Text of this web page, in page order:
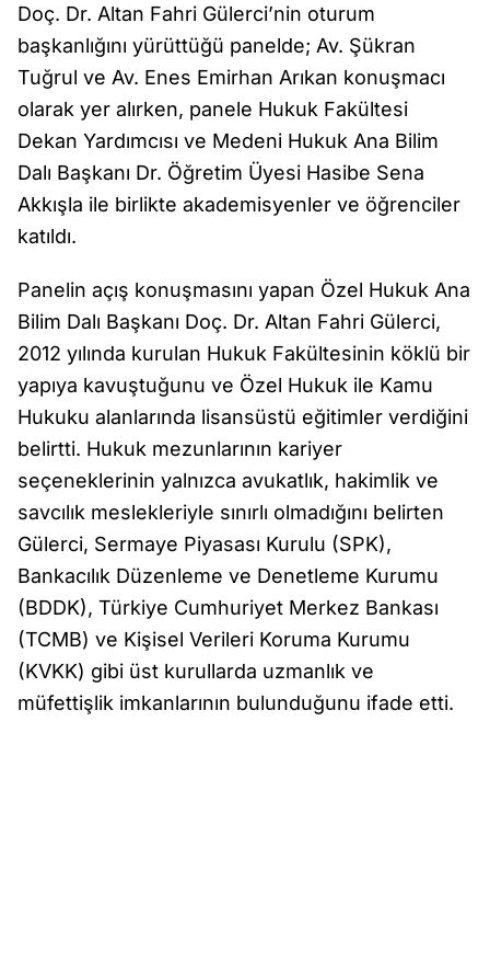
Doç. Dr. Altan Fahri Gülerci’nin oturum
başkanlığını yürüttüğü panelde; Av. Şükran
Tuğrul ve Av. Enes Emirhan Arıkan konuşmacı
olarak yer alırken, panele Hukuk Fakültesi
Dekan Yardımcısı ve Medeni Hukuk Ana Bilim
Dalı Başkanı Dr. Öğretim Üyesi Hasibe Sena
Akkışla ile birlikte akademisyenler ve öğrenciler
katıldı.
Panelin açış konuşmasını yapan Özel Hukuk Ana
Bilim Dalı Başkanı Doç. Dr. Altan Fahri Gülerci,
2012 yılında kurulan Hukuk Fakültesinin köklü bir
yapıya kavuştuğunu ve Özel Hukuk ile Kamu
Hukuku alanlarında lisansüstü eğitimler verdiğini
belirtti. Hukuk mezunlarının kariyer
seçeneklerinin yalnızca avukatlık, hakimlik ve
savcılık meslekleriyle sınırlı olmadığını belirten
Gülerci, Sermaye Piyasası Kurulu (SPK),
Bankacılık Düzenleme ve Denetleme Kurumu
(BDDK), Türkiye Cumhuriyet Merkez Bankası
(TCMB) ve Kişisel Verileri Koruma Kurumu
(KVKK) gibi üst kurullarda uzmanlık ve
müfettişlik imkanlarının bulunduğunu ifade etti.